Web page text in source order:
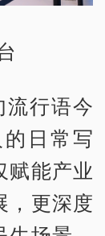
流行语今
日常写
赋能产业
，更深度